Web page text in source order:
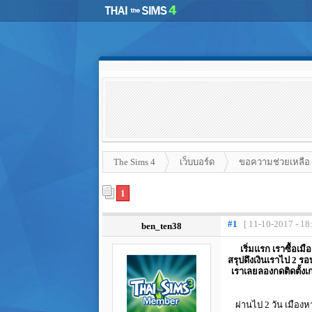
The Sims 4 เว็บบอร์ด ขอความช่วยเหลือ
1
ben_ten38 #1 [ 11-10-2017 -
เริ่มแรก เราซื้อเมือ
สรุปดึงเงินเราไป 2 ร
เราเลยลองกดติดตั้
ผ่านไป 2 วัน เมือง